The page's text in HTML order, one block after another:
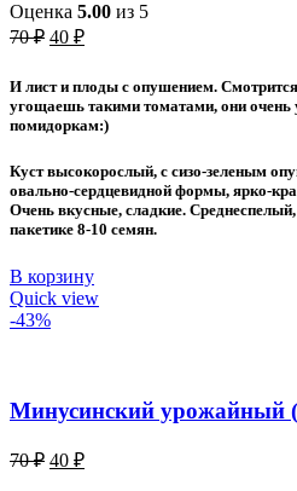
Оценка 5.00 из 5
70₽ Первоначальная
70 ₽.
40 ₽Текущая
И лист и плоды с опушением.
угощаешь такими томатами, они
помидоркам:)
Куст высокорослый, с сизо-зеленым
овально-сердцевидной формы, ярко-
Очень вкусные, сладкие.
пакетике 8-10 семян.
В корзину
Quick view
-43%
Минусинский урожайный
70₽ Первоначальная
40 ₽Текущая